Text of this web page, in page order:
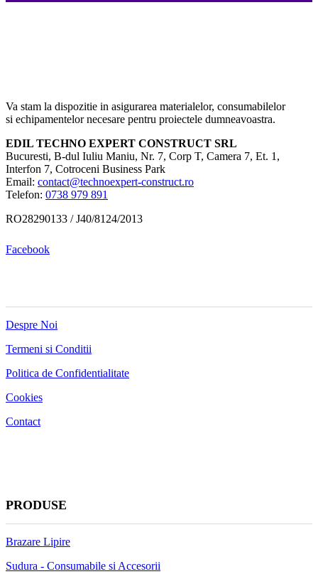
Va stam la dispozitie in asigurarea materialelor, consumabilelor
si echipamentelor necesare pentru proiectele dumneavoastra.
EDIL TECHNO EXPERT CONSTRUCT SRL
Bucuresti, B-dul Iuliu Maniu, Nr. 7, Corp T, Camera 7, Et. 1,
Interfon 7, Cotroceni Business Park
Email: contact@technoexpert-construct.ro
Telefon: 0738 979 891
RO28290133 / J40/8124/2013
Facebook
Despre Noi
Termeni si Conditii
Politica de Confidentialitate
Cookies
Contact
PRODUSE
Brazare Lipire
Sudura - Consumabile si Accesorii